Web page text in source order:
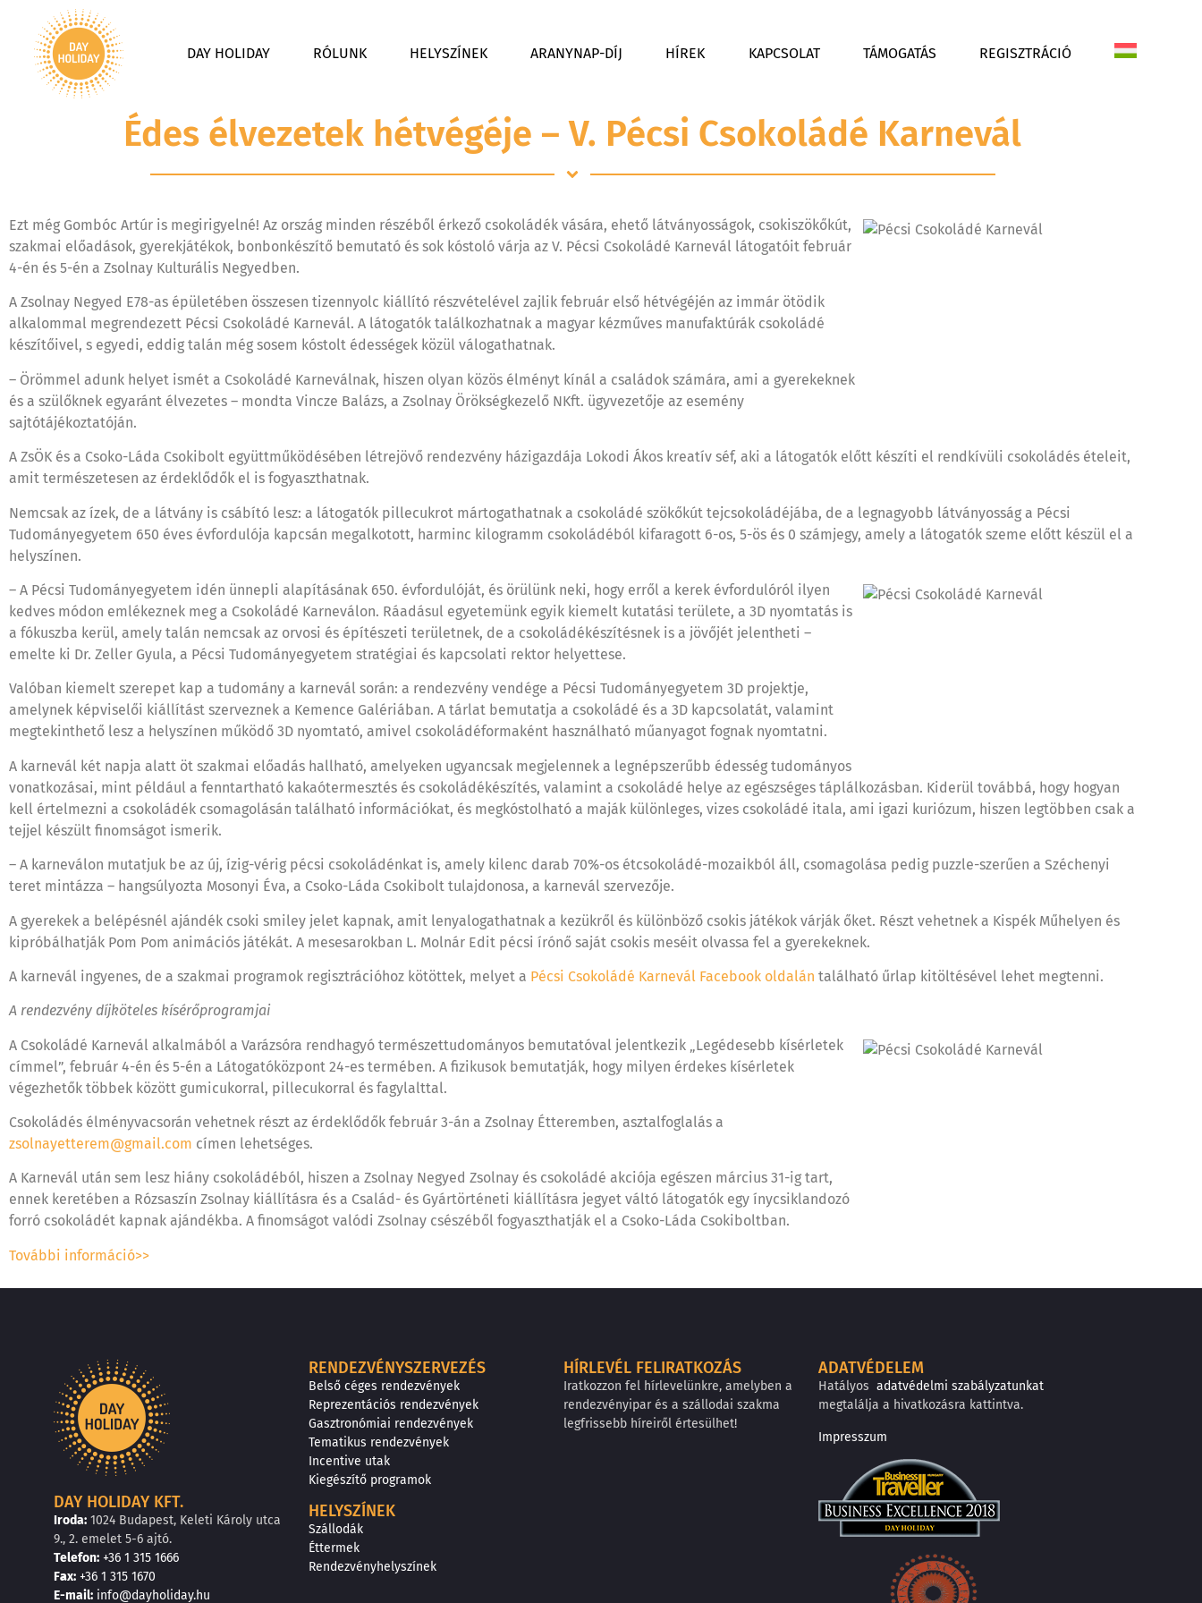
DAY HOLIDAY RÓLUNK HELYSZÍNEK ARANYNAP-DÍJ HÍREK KAPCSOLAT TÁMOGATÁS REGISZTRÁCIÓ
Édes élvezetek hétvégéje – V. Pécsi Csokoládé Karnevál
Ezt még Gombóc Artúr is megirigyelné! Az ország minden részéből érkező csokoládék vására, ehető látványosságok, csokiszökőkút,
szakmai előadások, gyerekjátékok, bonbonkészítő bemutató és sok kóstoló várja az V. Pécsi Csokoládé Karnevál látogatóit február
4-én és 5-én a Zsolnay Kulturális Negyedben.
A Zsolnay Negyed E78-as épületében összesen tizennyolc kiállító részvételével zajlik február első hétvégéjén az immár ötödik
alkalommal megrendezett Pécsi Csokoládé Karnevál. A látogatók találkozhatnak a magyar kézműves manufaktúrák csokoládé
készítőivel, s egyedi, eddig talán még sosem kóstolt édességek közül válogathatnak.
– Örömmel adunk helyet ismét a Csokoládé Karneválnak, hiszen olyan közös élményt kínál a családok számára, ami a gyerekeknek
és a szülőknek egyaránt élvezetes – mondta Vincze Balázs, a Zsolnay Örökségkezelő NKft. ügyvezetője az esemény
sajtótájékoztatóján.
A ZsÖK és a Csoko-Láda Csokibolt együttműködésében létrejövő rendezvény házigazdája Lokodi Ákos kreatív séf, aki a látogatók előtt készíti el rendkívüli csokoládés ételeit,
amit természetesen az érdeklődők el is fogyaszthatnak.
Nemcsak az ízek, de a látvány is csábító lesz: a látogatók pillecukrot mártogathatnak a csokoládé szökőkút tejcsokoládéjába, de a legnagyobb látványosság a Pécsi
Tudományegyetem 650 éves évfordulója kapcsán megalkotott, harminc kilogramm csokoládéból kifaragott 6-os, 5-ös és 0 számjegy, amely a látogatók szeme előtt készül el a
helyszínen.
– A Pécsi Tudományegyetem idén ünnepli alapításának 650. évfordulóját, és örülünk neki, hogy erről a kerek évfordulóról ilyen
kedves módon emlékeznek meg a Csokoládé Karneválon. Ráadásul egyetemünk egyik kiemelt kutatási területe, a 3D nyomtatás is
a fókuszba kerül, amely talán nemcsak az orvosi és építészeti területnek, de a csokoládékészítésnek is a jövőjét jelentheti –
emelte ki Dr. Zeller Gyula, a Pécsi Tudományegyetem stratégiai és kapcsolati rektor helyettese.
Valóban kiemelt szerepet kap a tudomány a karnevál során: a rendezvény vendége a Pécsi Tudományegyetem 3D projektje,
amelynek képviselői kiállítást szerveznek a Kemence Galériában. A tárlat bemutatja a csokoládé és a 3D kapcsolatát, valamint
megtekinthető lesz a helyszínen működő 3D nyomtató, amivel csokoládéformaként használható műanyagot fognak nyomtatni.
A karnevál két napja alatt öt szakmai előadás hallható, amelyeken ugyancsak megjelennek a legnépszerűbb édesség tudományos
vonatkozásai, mint például a fenntartható kakaótermesztés és csokoládékészítés, valamint a csokoládé helye az egészséges táplálkozásban. Kiderül továbbá, hogy hogyan
kell értelmezni a csokoládék csomagolásán található információkat, és megkóstolható a maják különleges, vizes csokoládé itala, ami igazi kuriózum, hiszen legtöbben csak a
tejjel készült finomságot ismerik.
– A karneválon mutatjuk be az új, ízig-vérig pécsi csokoládénkat is, amely kilenc darab 70%-os étcsokoládé-mozaikból áll, csomagolása pedig puzzle-szerűen a Széchenyi
teret mintázza – hangsúlyozta Mosonyi Éva, a Csoko-Láda Csokibolt tulajdonosa, a karnevál szervezője.
A gyerekek a belépésnél ajándék csoki smiley jelet kapnak, amit lenyalogathatnak a kezükről és különböző csokis játékok várják őket. Részt vehetnek a Kispék Műhelyen és
kipróbálhatják Pom Pom animációs játékát. A mesesarokban L. Molnár Edit pécsi írónő saját csokis meséit olvassa fel a gyerekeknek.
A karnevál ingyenes, de a szakmai programok regisztrációhoz kötöttek, melyet a Pécsi Csokoládé Karnevál Facebook oldalán található űrlap kitöltésével lehet megtenni.
A rendezvény díjköteles kísérőprogramjai
A Csokoládé Karnevál alkalmából a Varázsóra rendhagyó természettudományos bemutatóval jelentkezik „Legédesebb kísérletek
címmel”, február 4-én és 5-én a Látogatóközpont 24-es termében. A fizikusok bemutatják, hogy milyen érdekes kísérletek
végezhetők többek között gumicukorral, pillecukorral és fagylalttal.
Csokoládés élményvacsorán vehetnek részt az érdeklődők február 3-án a Zsolnay Étteremben, asztalfoglalás a
zsolnayetterem@gmail.com címen lehetséges.
A Karnevál után sem lesz hiány csokoládéból, hiszen a Zsolnay Negyed Zsolnay és csokoládé akciója egészen március 31-ig tart,
ennek keretében a Rózsaszín Zsolnay kiállításra és a Család- és Gyártörténeti kiállításra jegyet váltó látogatók egy ínycsiklandozó
forró csokoládét kapnak ajándékba. A finomságot valódi Zsolnay csészéből fogyaszthatják el a Csoko-Láda Csokiboltban.
További információ>>
DAY HOLIDAY KFT.
Iroda: 1024 Budapest, Keleti Károly utca
9., 2. emelet 5-6 ajtó.
Telefon: +36 1 315 1666
Fax: +36 1 315 1670
E-mail: info@dayholiday.hu
RENDEZVÉNYSZERVEZÉS
Belső céges rendezvények
Reprezentációs rendezvények
Gasztronómiai rendezvények
Tematikus rendezvények
Incentive utak
Kiegészítő programok
HELYSZÍNEK
Szállodák
Éttermek
Rendezvényhelyszínek
HÍRLEVÉL FELIRATKOZÁS
Iratkozzon fel hírlevelünkre, amelyben a
rendezvényipar és a szállodai szakma
legfrissebb híreiről értesülhet!
ADATVÉDELEM
Hatályos adatvédelmi szabályzatunkat
megtalálja a hivatkozásra kattintva.
Impresszum